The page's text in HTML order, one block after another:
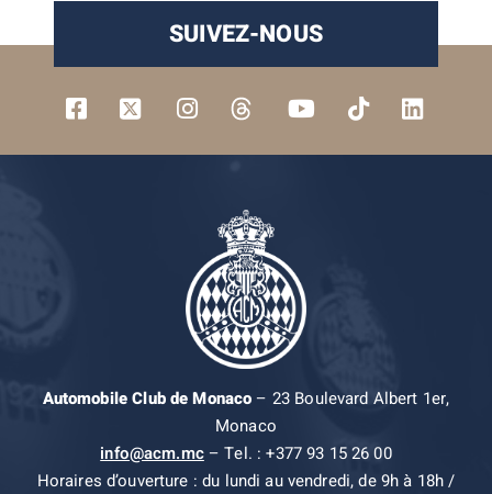
SUIVEZ-NOUS
Automobile Club de Monaco– 23 Boulevard Albert 1er,
Monaco
info@acm.mc– Tel. : +377 93 15 26 00
Horaires d’ouverture : du lundi au vendredi, de 9h à 18h /